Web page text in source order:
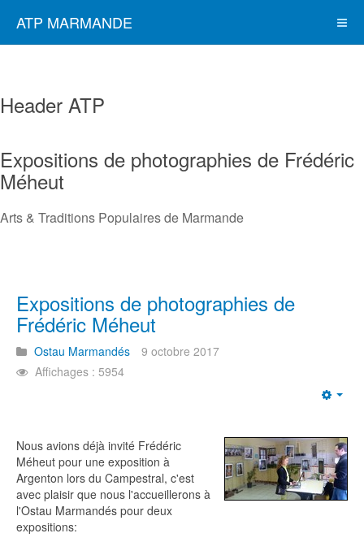
ATP MARMANDE
Header ATP
Expositions de photographies de Frédéric
Méheut
Arts & Traditions Populaires de Marmande
Expositions de photographies de
Frédéric Méheut
Ostau Marmandés
9 octobre 2017
Affichages : 5954
Nous avions déjà invité Frédéric
Méheut pour une exposition à
Argenton lors du Campestral, c'est
avec plaisir que nous l'accueillerons à
l'Ostau Marmandés pour deux
expositions: